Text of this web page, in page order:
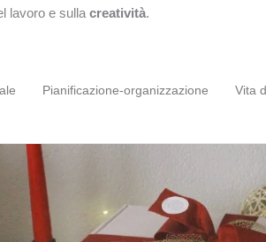
lavoro e sulla creatività.
Pianificazione-organizzazione Vita